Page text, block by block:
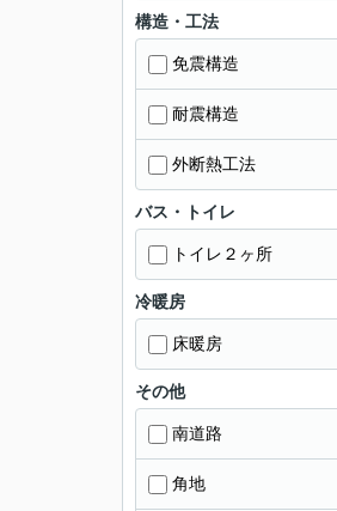
構造・工法
免震構造
耐震構造
外断熱工法
バス・トイレ
トイレ２ヶ所
冷暖房
床暖房
その他
南道路
角地